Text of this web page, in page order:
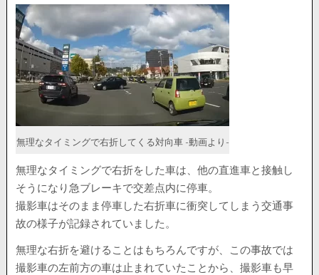
無理なタイミングで右折してくる対向車 -動画より-
無理なタイミングで右折をした車は、他の直進車と接触し
そうになり急ブレーキで交差点内に停車。
撮影車はそのまま停車した右折車に衝突してしまう交通事
故の様子が記録されていました。
無理な右折を避けることはもちろんですが、この事故では
撮影車の左前方の車は止まれていたことから、撮影車も早